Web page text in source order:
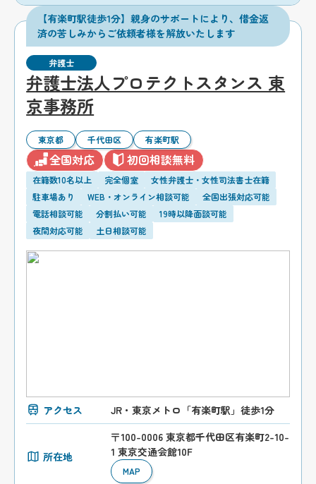
【有楽町駅徒歩1分】親身のサポートにより、借金返
済の苦しみからご依頼者様を解放いたします
弁護士
弁護士法人プロテクトスタンス 東
京事務所
東京都 千代田区 有楽町駅
全国対応 初回相談無料
在籍数10名以上 完全個室
女性弁護士・女性司法書士在籍
駐車場あり
WEB・オンライン相談可能
全国出張対応可能
電話相談可能
分割払い可能
19時以降面談可能
夜間対応可能
土日相談可能
アクセス JR・東京メトロ「有楽町駅」徒歩1分
所在地
〒100-0006 東京都千代田区有楽町2-10-
1 東京交通会館10F
MAP